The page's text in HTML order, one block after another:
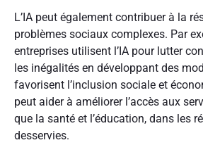
L’IA peut également contribuer à la
problèmes sociaux complexes. Par
entreprises utilisent l’IA pour lutter
les inégalités en développant des
favorisent l’inclusion sociale et
peut aider à améliorer l’accès aux
que la santé et l’éducation, dans les
desservies.